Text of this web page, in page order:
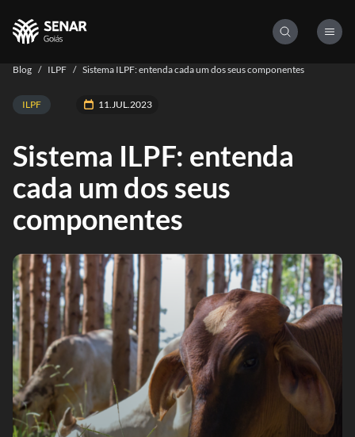
Blog / ILPF / Sistema ILPF: entenda cada um dos seus componentes
ILPF 11.JUL.2023
Sistema ILPF: entenda
cada um dos seus
componentes